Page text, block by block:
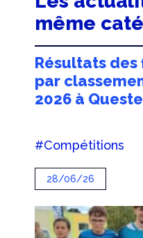
même
Résultats
par
2026 à
#Compétitions
28/06/26